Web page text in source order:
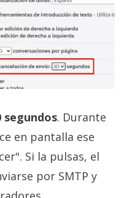
segundos. Durante
en pantalla ese
Si la pulsas, el
por SMTP y